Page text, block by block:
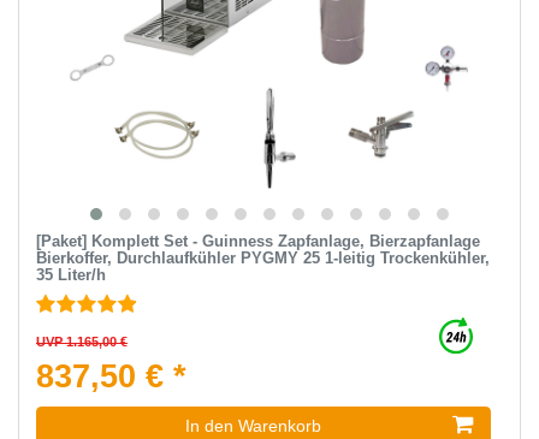
[Paket] Komplett Set - Guinness Zapfanlage, Bierzapfanlage
Bierkoffer, Durchlaufkühler PYGMY 25 1-leitig Trockenkühler,
35 Liter/h
UVP 1.165,00 €
837,50 € *
In den Warenkorb